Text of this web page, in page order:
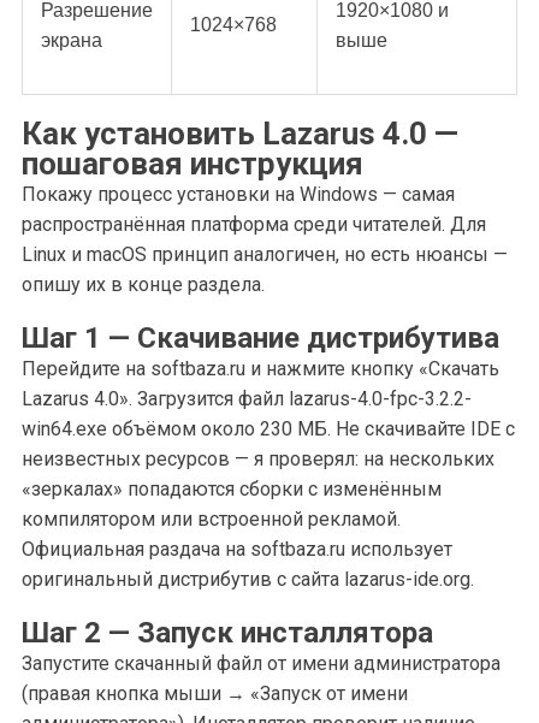
Разрешение
экрана
1024×768
1920×1080 и
выше
Как установить Lazarus 4.0 —
пошаговая инструкция
Покажу процесс установки на Windows — самая
распространённая платформа среди читателей. Для
Linux и macOS принцип аналогичен, но есть нюансы —
опишу их в конце раздела.
Шаг 1 — Скачивание дистрибутива
Перейдите на softbaza.ru и нажмите кнопку «Скачать
Lazarus 4.0». Загрузится файл lazarus-4.0-fpc-3.2.2-
win64.exe объёмом около 230 МБ. Не скачивайте IDE с
неизвестных ресурсов — я проверял: на нескольких
«зеркалах» попадаются сборки с изменённым
компилятором или встроенной рекламой.
Официальная раздача на softbaza.ru использует
оригинальный дистрибутив с сайта lazarus-ide.org.
Шаг 2 — Запуск инсталлятора
Запустите скачанный файл от имени администратора
(правая кнопка мыши → «Запуск от имени